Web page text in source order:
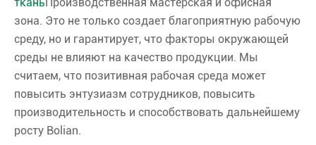
зона. Это не только создает благоприятную рабочую
среду, но и гарантирует, что факторы окружающей
среды не влияют на качество продукции. Мы
считаем, что позитивная рабочая среда может
повысить энтузиазм сотрудников, повысить
производительность и способствовать дальнейшему
росту Bolian.